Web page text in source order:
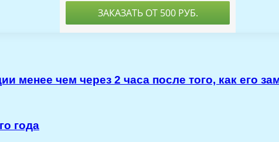
менее чем через 2 часа после того, как его
года